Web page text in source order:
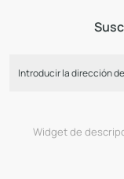
Widget de